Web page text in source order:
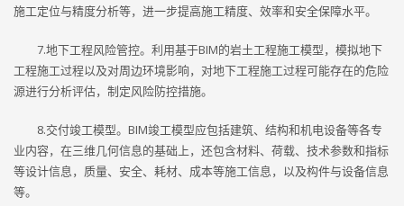
施工定位与精度分析等，进一步提高施工精度、效率和安全保障水平。
7.地下工程风险管控。利用基于BIM的岩土工程施工模型，模拟地下
工程施工过程以及对周边环境影响，对地下工程施工过程可能存在的危险
源进行分析评估，制定风险防控措施。
8.交付竣工模型。BIM竣工模型应包括建筑、结构和机电设备等各专
业内容，在三维几何信息的基础上，还包含材料、荷载、技术参数和指标
等设计信息，质量、安全、耗材、成本等施工信息，以及构件与设备信息
等。